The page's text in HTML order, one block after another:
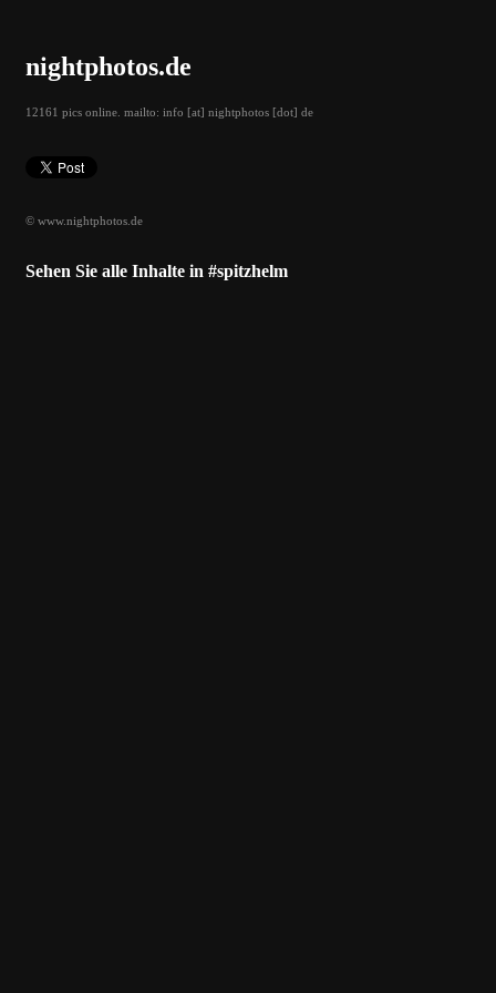
nightphotos.de
12161 pics online. mailto: info [at] nightphotos [dot] de
© www.nightphotos.de
Sehen Sie alle Inhalte in #spitzhelm